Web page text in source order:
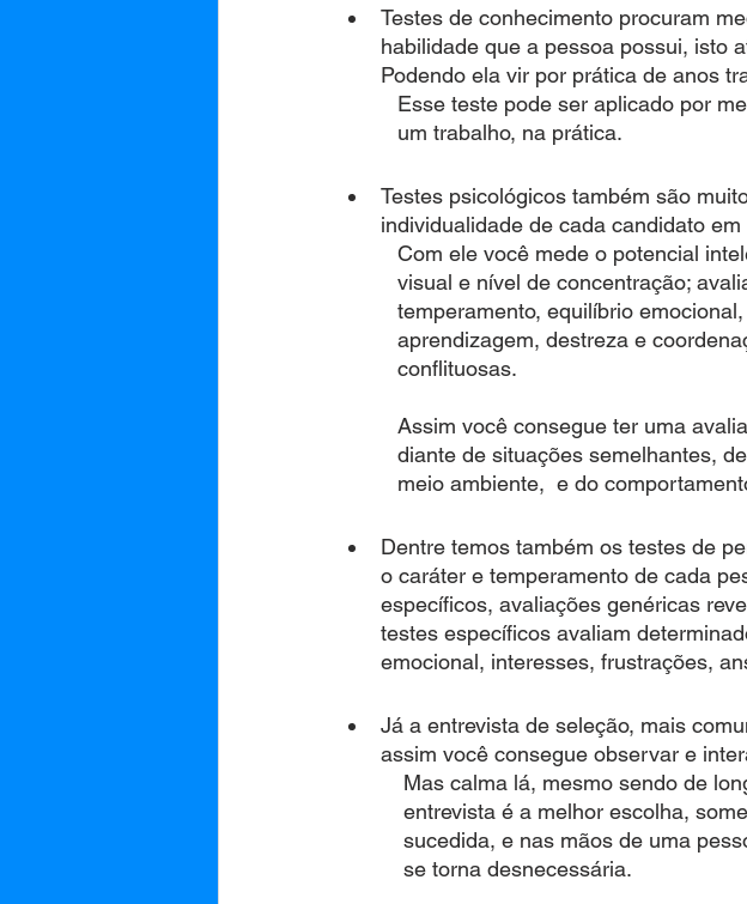
Testes de conhecimento procuram
habilidade que a pessoa possui, isto
Podendo ela vir por prática de anos
Esse teste pode ser aplicado
          um trabalho, na prática.
Testes psicológicos também são
individualidade de cada candidato
Com ele você mede o
visual e nível de concentração;
temperamento, equilíbrio
aprendizagem, destreza e
          conflituosas.
Assim você consegue ter uma
diante de situações
meio ambiente,  e do
Dentre temos também os testes de
o caráter e temperamento de cada
específicos, avaliações genéricas
testes específicos avaliam
emocional, interesses, frustrações,
Já a entrevista de seleção, mais
assim você consegue observar e
Mas calma lá, mesmo sendo
entrevista é a melhor
sucedida, e nas mãos de
           se torna desnecessária.